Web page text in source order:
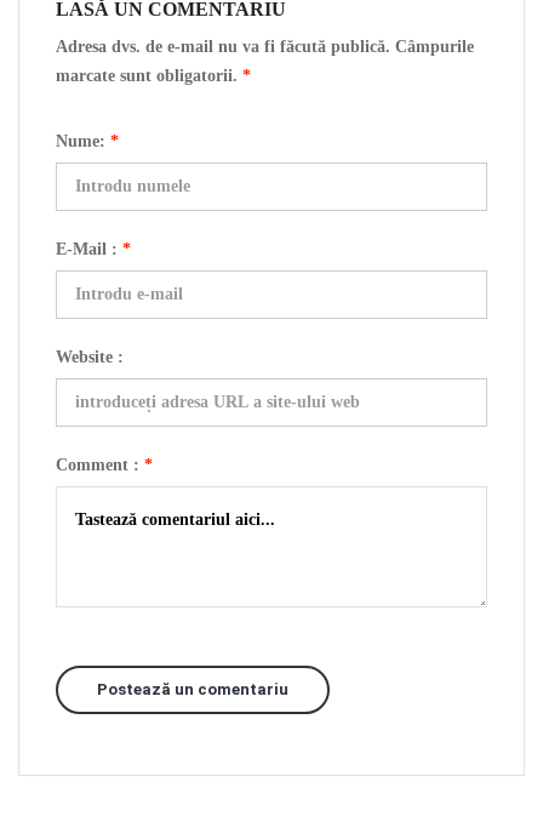
LASĂ UN COMENTARIU
Adresa dvs. de e-mail nu va fi făcută publică. Câmpurile
marcate sunt obligatorii. *
Nume: *
E-Mail : *
Website :
Comment : *
Postează un comentariu